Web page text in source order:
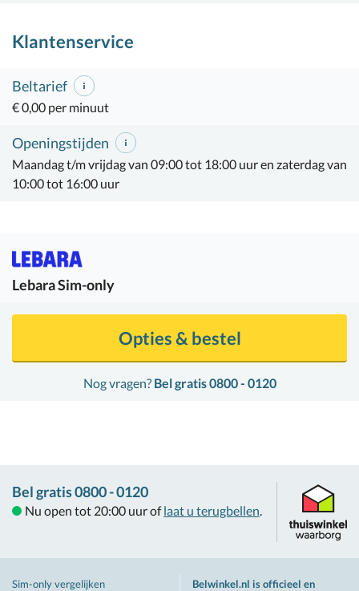
Klantenservice
Beltarief
€ 0,00 per minuut
Openingstijden
Maandag t/m vrijdag van 09:00 tot 18:00 uur en zaterdag van
10:00 tot 16:00 uur
LebaraSim-only
Nog vragen? Bel gratis 0800 - 0120
Opties & bestel
Bel gratis 0800 - 0120
Nu open tot 20:00 uur of laat u terugbellen.
Sim-only vergelijken Belwinkel.nl is officieel en